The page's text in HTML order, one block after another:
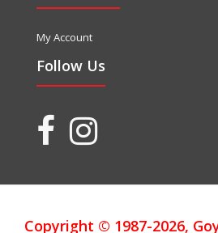
My Account
Follow Us
Copyright © 1987-2026,